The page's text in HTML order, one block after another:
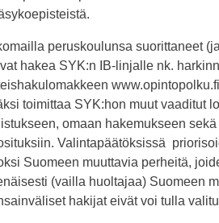
peruskoulunsa suorittaneet
hakea SYK:n IB-linjalle nk.
toimittaa SYK:hon muut vaaditut
omaan hakemukseen
Valintapäätöksissä
Suomeen muuttavia perheitä,
(vailla huoltajaa) Suomeen
hakijat eivät voi tulla